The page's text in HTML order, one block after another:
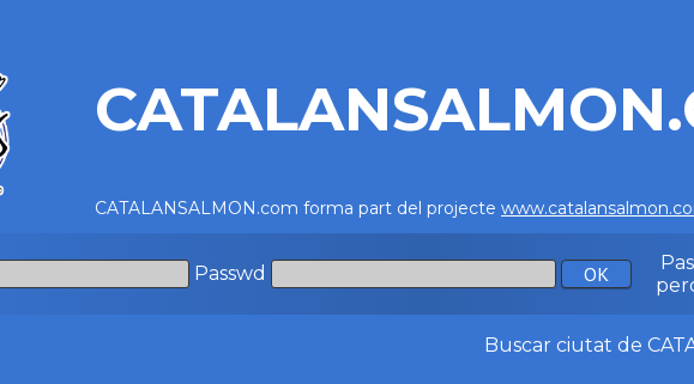
CATALANSALMON.com forma part del projecte
Passwd
Buscar ciutat de